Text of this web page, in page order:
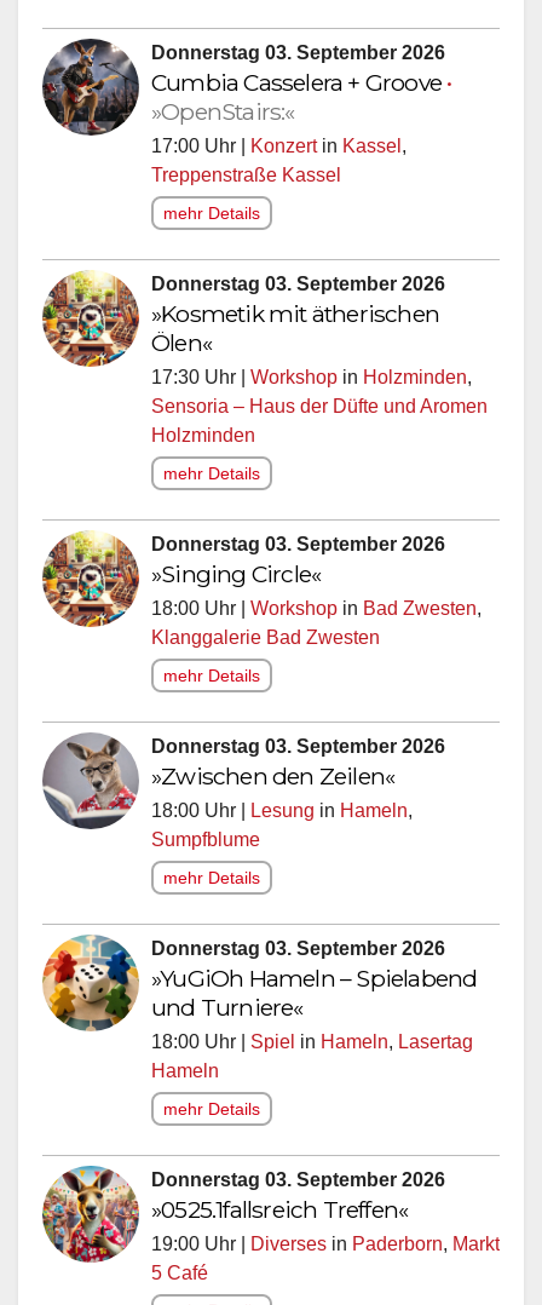
Donnerstag 03. September 2026
Cumbia Casselera + Groove •
»OpenStairs:«
17:00 Uhr | Konzertin Kassel,
Treppenstraße Kassel
mehr Details
Donnerstag 03. September 2026
»Kosmetik mit ätherischen
Ölen«
17:30 Uhr | Workshop in Holzminden,
Sensoria – Haus der Düfte und Aromen
Holzminden
mehr Details
Donnerstag 03. September 2026
»Singing Circle«
18:00 Uhr | Workshop in Bad Zwesten,
Klanggalerie Bad Zwesten
mehr Details
Donnerstag 03. September 2026
»Zwischen den Zeilen«
18:00 Uhr | Lesung in Hameln,
Sumpfblume
mehr Details
Donnerstag 03. September 2026
»YuGiOh Hameln – Spielabend
und Turniere«
18:00 Uhr | Spiel in Hameln, Lasertag
Hameln
mehr Details
Donnerstag 03. September 2026
»0525.1fallsreich Treffen«
19:00 Uhr | Diverses in Paderborn, Markt
5 Café